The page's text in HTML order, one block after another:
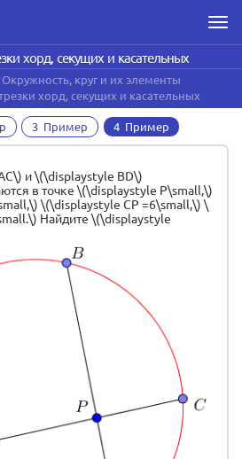
хорд, секущих и касательных
Окружность, круг и их элементы
хорд, секущих и касательных
3 Пример 4 Пример
и \(\displaystyle BD\)
в точке \(\displaystyle P\small,\)
\(\displaystyle CP =6\small,\) \
Найдите \(\displaystyle